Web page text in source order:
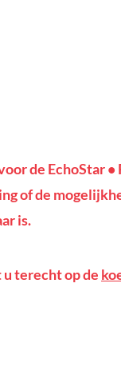
de EchoStar •
of de
is.
terecht op de